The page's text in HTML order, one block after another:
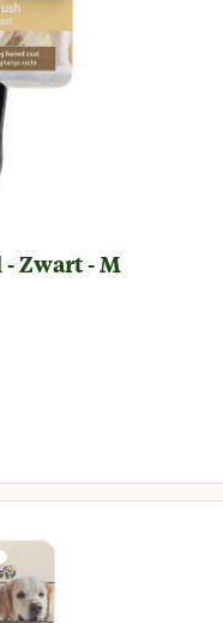
- Zwart - M
10,50